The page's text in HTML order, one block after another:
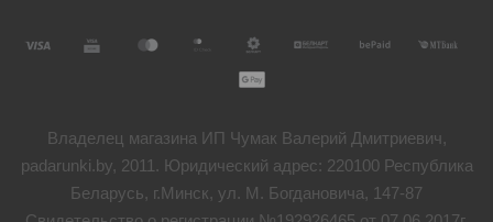
Владелец магазина ИП Чумак Валерий Дмитриевич,
padarunki.by, 2011. Юридический адрес: 220100 Республика
Беларусь, г.Минск, ул. М. Богдановича, 147-87